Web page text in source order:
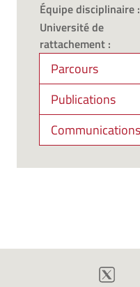
Équipe disciplinaire :
Université de
rattachement :
Parcours
Publications
Communications